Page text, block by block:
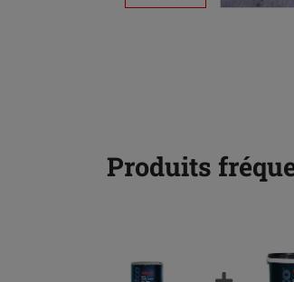
Produits